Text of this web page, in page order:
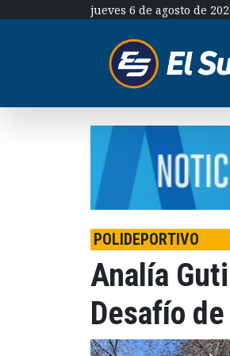
jueves 6 de agosto de
POLIDEPORTIVO
Analía
Desafío